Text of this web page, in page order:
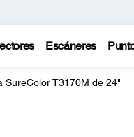
Escáneres
SureColor T3170M de 24"